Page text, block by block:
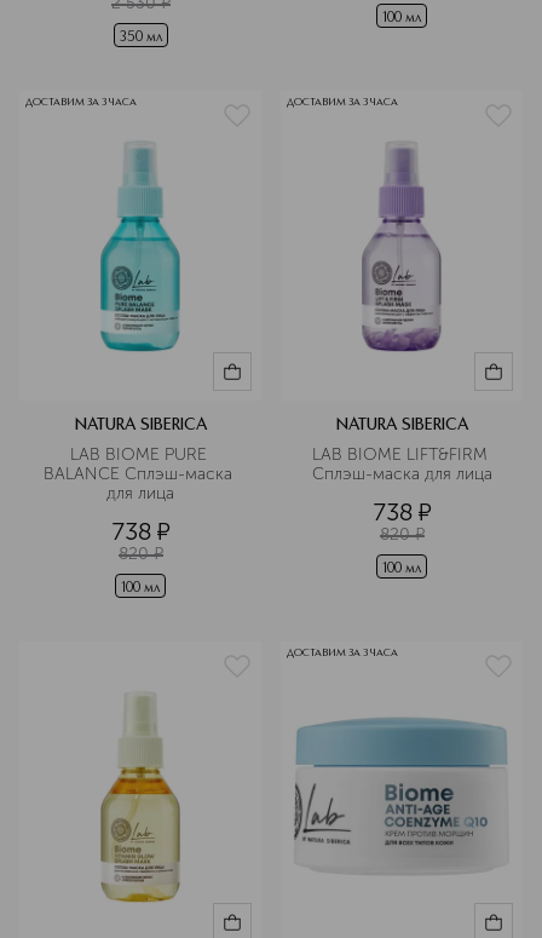
350 мл
100 мл
ДОСТАВИМ ЗА 3 ЧАСА
NATURA SIBERICA
LAB BIOME PURE
BALANCE Сплэш-маска
для лица
738 ¤
820 ¤
100 мл
ДОСТАВИМ ЗА 3 ЧАСА
NATURA SIBERICA
LAB BIOME LIFT&FIRM
Сплэш-маска для лица
738 ¤
820 ¤
100 мл
ДОСТАВИМ ЗА 3 ЧАСА